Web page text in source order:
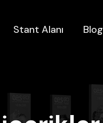
Stant Alanı Blog